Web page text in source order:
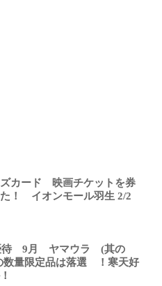
カード 映画チケットを券
！ イオンモール羽生 2/2
待 9月 ヤマウラ (其の
量限定品は落選 ！寒天好